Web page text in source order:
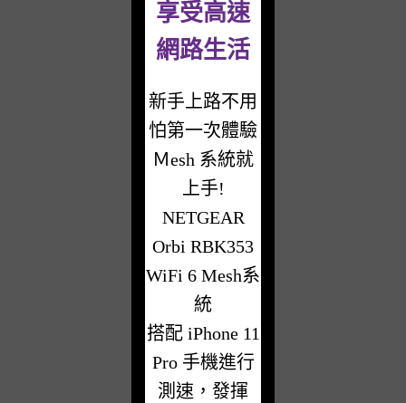
享受高速
網路生活
新手上路不用
怕第一次體驗
Ｍesh 系統就
上手!
NETGEAR
Orbi RBK353
WiFi 6 Mesh系
統
搭配 iPhone 11
Pro 手機進行
測速，發揮